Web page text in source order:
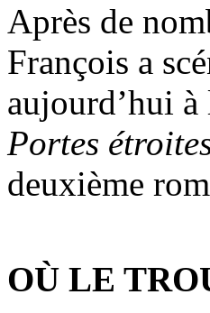
Après de
François a
aujourd’hui
Portes
deuxième
OÙ LE